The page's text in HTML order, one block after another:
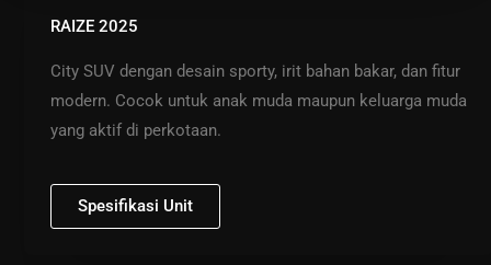
RAIZE 2025
City SUV dengan desain sporty, irit bahan bakar, dan fitur
modern. Cocok untuk anak muda maupun keluarga muda
yang aktif di perkotaan.
Spesifikasi Unit